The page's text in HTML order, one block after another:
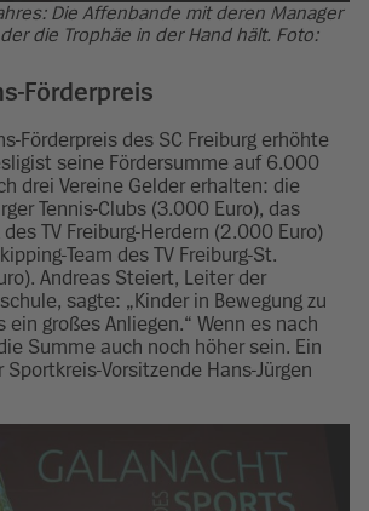
Die Affenbande mit deren Manager
die Trophäe in der Hand hält. Foto:
Förderpreis
Förderpreis des SC Freiburg erhöhte
seine Fördersumme auf 6.000
drei Vereine Gelder erhalten: die
Tennis-Clubs (3.000 Euro), das
TV Freiburg-Herdern (2.000 Euro)
Team des TV Freiburg-St.
Andreas Steiert, Leiter der
sagte: „Kinder in Bewegung zu
ein großes Anliegen.“ Wenn es nach
Summe auch noch höher sein. Ein
Sportkreis-Vorsitzende Hans-Jürgen